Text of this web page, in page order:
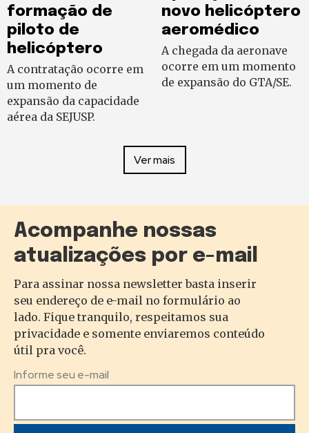
formação de
piloto de
helicóptero
A contratação ocorre em
um momento de
expansão da capacidade
aérea da SEJUSP.
novo helicóptero
aeromédico
A chegada da aeronave
ocorre em um momento
de expansão do GTA/SE.
Ver mais
Acompanhe nossas
atualizações por e-mail
Para assinar nossa newsletter basta inserir
seu endereço de e-mail no formulário ao
lado. Fique tranquilo, respeitamos sua
privacidade e somente enviaremos conteúdo
útil pra você.
Informe seu e-mail